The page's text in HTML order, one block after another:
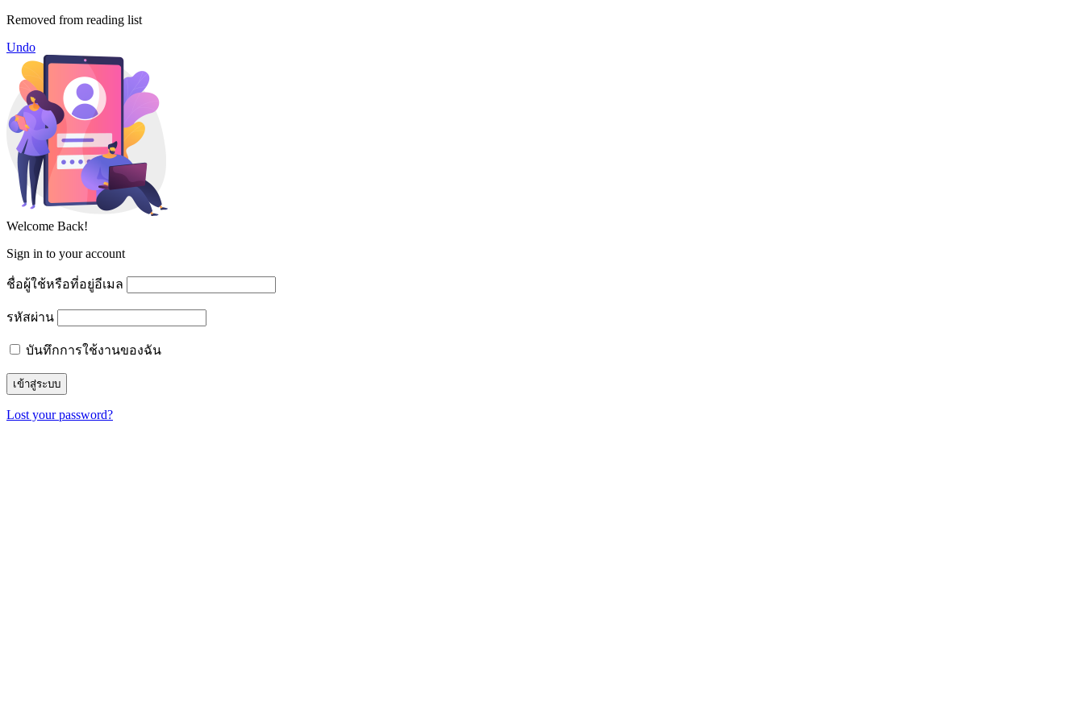
Removed from reading list
Undo
Welcome Back!
Sign in to your account
ชื่อผู้ใช้หรือที่อยู่อีเมล
รหัสผ่าน
บันทึกการใช้งานของฉัน
Lost your password?